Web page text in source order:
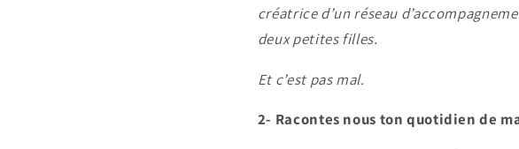
créatrice d’un réseau
deux petites filles.
Et c’est pas mal.
2- Racontes nous ton quotidien de